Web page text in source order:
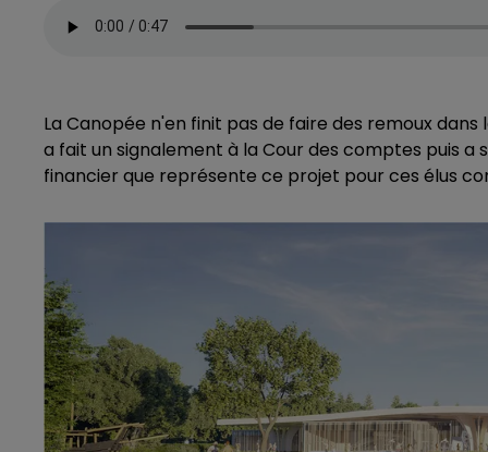
La Canopée n'en finit pas de faire des remoux
a fait un signalement à la Cour des comptes puis
financier que représente ce projet pour ces élus